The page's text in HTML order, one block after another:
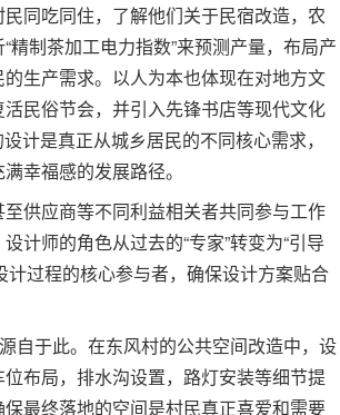
同吃同住，了解他们关于民宿改造，农
制茶加工电力指数”来预测产量，布局产
生产需求。以人为本也体现在对地方文
民俗节会，并引入先锋书店等现代文化
计是真正从城乡居民的不同核心需求，
幸福感的发展路径。
供应商等不同利益相关者共同参与工作
计师的角色从过去的“专家”转变为“引导
计过程的核心参与者，确保设计方案贴合
自于此。在东风村的公共空间改造中，设
布局，排水沟设置，路灯安装等细节提
最终落地的空间是村民真正喜爱和需要